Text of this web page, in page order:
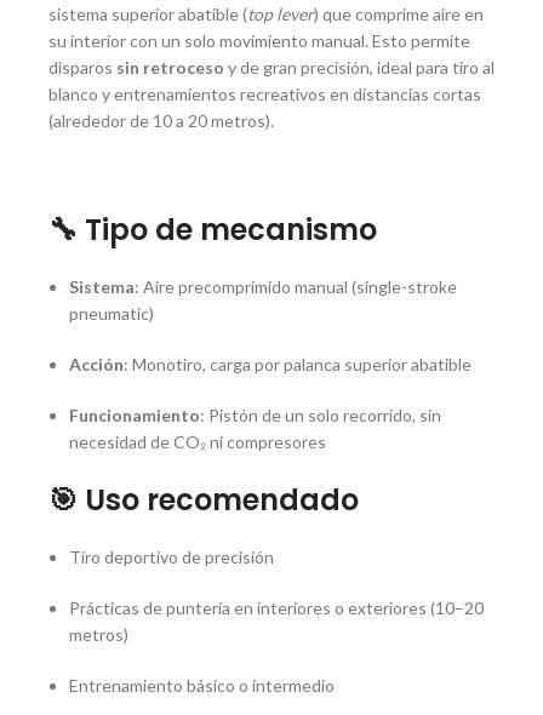
sistema superior abatible (top lever) que comprime aire en
su interior con un solo movimiento manual. Esto permite
disparos sin retroceso y de gran precisión, ideal para tiro al
blanco y entrenamientos recreativos en distancias cortas
(alrededor de 10 a 20 metros).
🔧 Tipo de mecanismo
Sistema: Aire precomprimido manual (single-stroke
pneumatic)
Acción: Monotiro, carga por palanca superior abatible
Funcionamiento: Pistón de un solo recorrido, sin
necesidad de CO₂ ni compresores
🎯 Uso recomendado
Tiro deportivo de precisión
Prácticas de puntería en interiores o exteriores (10–20
metros)
Entrenamiento básico o intermedio